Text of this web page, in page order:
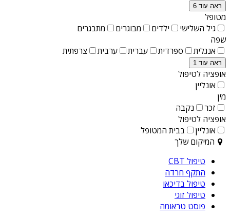
ראה עוד 6
מטופל
גיל השלישי
ילדים מבוגרים
מתבגרים
שפה
אנגלית
ספרדית עברית ערבית צרפתית
ראה עוד 1
אופציה לטיפול
אונליין
מין
זכר
נקבה
אופציה לטיפול
אונליין
בבית המטופל
המיקום שלך
טיפול CBT
התקף חרדה
טיפול בדיכאו
טיפול זוגי
פוסט טראומה